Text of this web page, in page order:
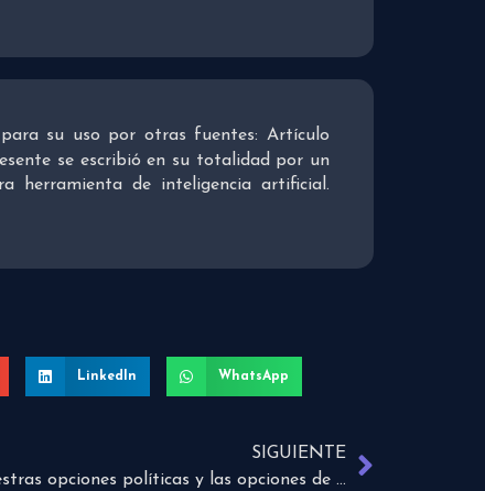
su uso por otras fuentes: Artículo
se escribió en su totalidad por un
herramienta de inteligencia artificial.
LinkedIn WhatsApp
SIGUIENTE
Nuestras opciones políticas y las opciones de Jesús